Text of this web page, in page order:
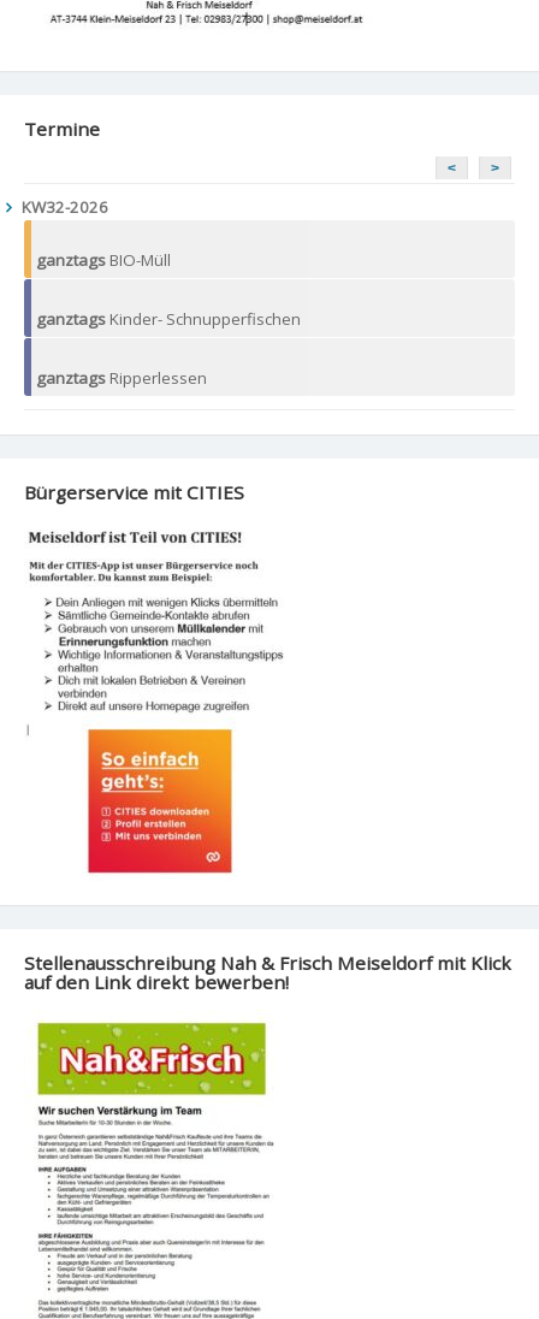
Termine
< >
KW32-2026
ganztags BIO-Müll
ganztags Kinder- Schnupperfischen
ganztags Ripperlessen
Bürgerservice mit CITIES
Stellenausschreibung Nah & Frisch Meiseldorf mit Klick
auf den Link direkt bewerben!